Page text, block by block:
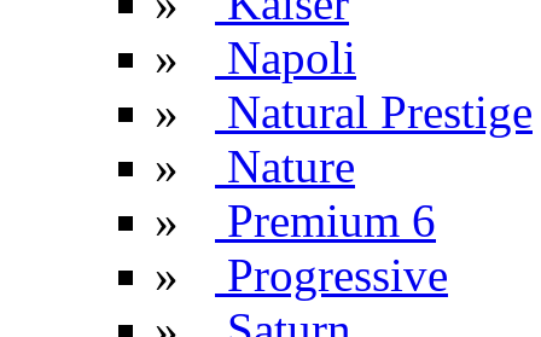
»
Napoli
»
Natural Prestige
»
Nature
»
Premium 6
»
Progressive